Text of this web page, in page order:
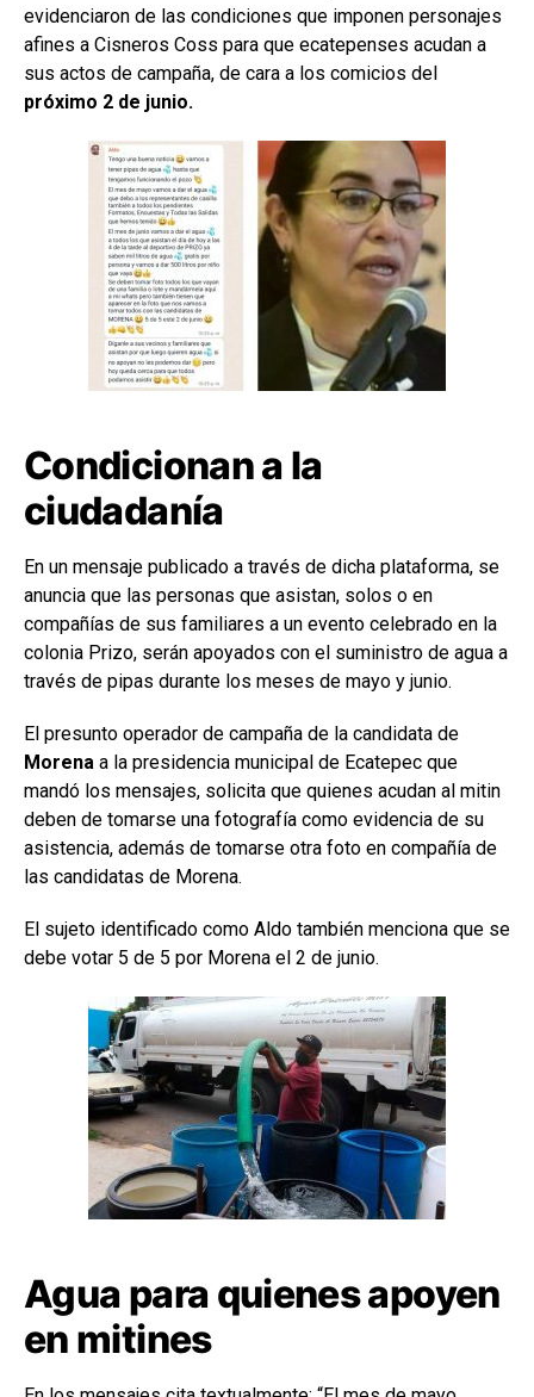
evidenciaron de las condiciones que imponen personajes
afines a Cisneros Coss para que ecatepenses acudan a
sus actos de campaña, de cara a los comicios del
próximo 2 de junio.
Condicionan a la
ciudadanía
En un mensaje publicado a través de dicha plataforma, se
anuncia que las personas que asistan, solos o en
compañías de sus familiares a un evento celebrado en la
colonia Prizo, serán apoyados con el suministro de agua a
través de pipas durante los meses de mayo y junio.
El presunto operador de campaña de la candidata de
Morena a la presidencia municipal de Ecatepec que
mandó los mensajes, solicita que quienes acudan al mitin
deben de tomarse una fotografía como evidencia de su
asistencia, además de tomarse otra foto en compañía de
las candidatas de Morena.
El sujeto identificado como Aldo también menciona que se
debe votar 5 de 5 por Morena el 2 de junio.
Agua para quienes apoyen
en mitines